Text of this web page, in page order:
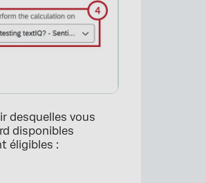
desquelles vous
disponibles
éligibles :